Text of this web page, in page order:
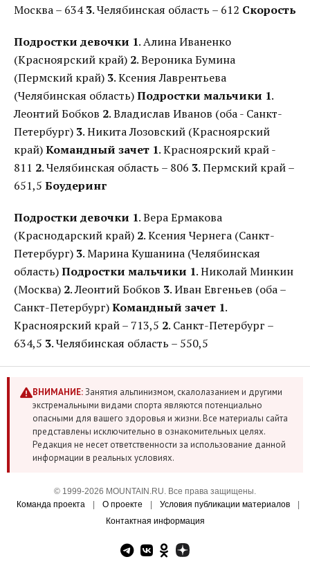
Москва – 6343. Челябинская область – 612 Скорость
Подростки девочки 1. Алина Иваненко
(Красноярский край) 2. Вероника Бумина
(Пермский край) 3. Ксения Лаврентьева
(Челябинская область)Подростки мальчики 1.
Леонтий Бобков 2. Владислав Иванов (оба - Санкт-
Петербург) 3. Никита Лозовский (Красноярский
край)Командный зачет 1. Красноярский край -
811 2. Челябинская область – 806 3. Пермский край –
651,5 Боудеринг
Подростки девочки 1. Вера Ермакова
(Краснодарский край) 2. Ксения Чернега (Санкт-
Петербург) 3. Марина Кушанина (Челябинская
область)Подростки мальчики 1. Николай Минкин
(Москва) 2. Леонтий Бобков 3. Иван Евгеньев (оба –
Санкт-Петербург)Командный зачет 1.
Красноярский край – 713,5 2. Санкт-Петербург –
634,5 3. Челябинская область – 550,5
ВНИМАНИЕ:Занятия альпинизмом, скалолазанием и другими
экстремальными видами спорта являются потенциально
опасными для вашего здоровья и жизни. Все материалы сайта
представлены исключительно в ознакомительных целях.
Редакция не несет ответственности за использование данной
информации в реальных условиях.
© 1999-2026 MOUNTAIN.RU. Все права защищены.
Команда проекта
О проекте Условия публикации материалов
Контактная информация